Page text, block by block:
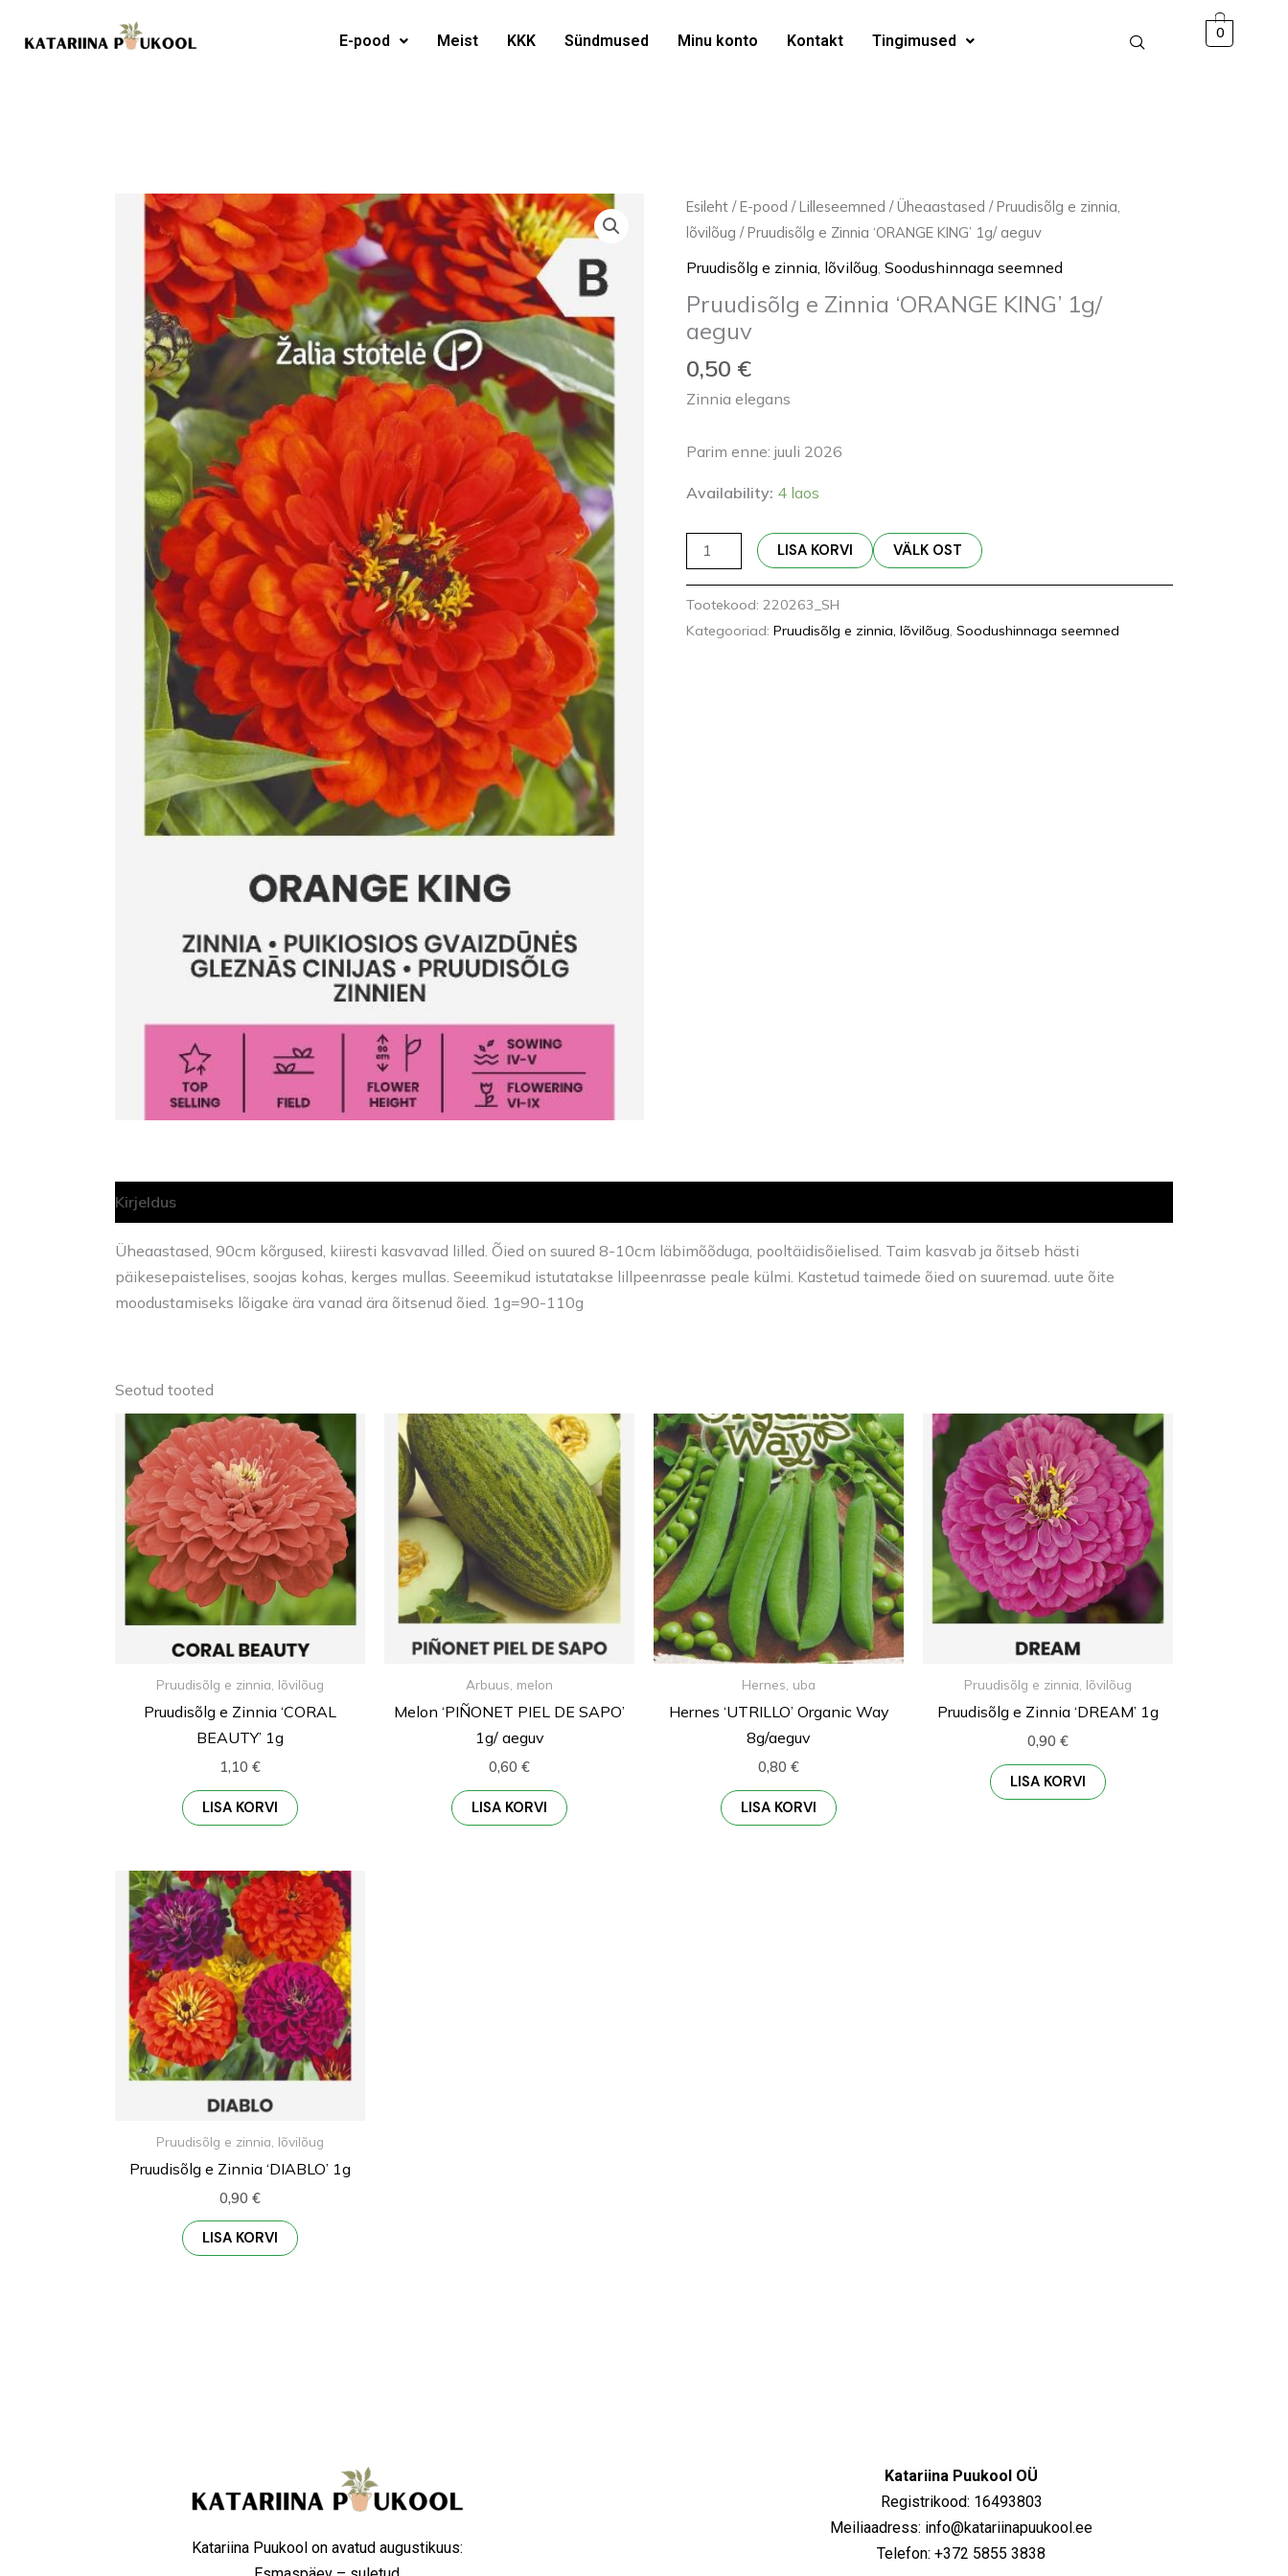
E-pood Meist KKK Sündmused Minu konto Kontakt Tingimused 0
Esileht /E-pood /Lilleseemned /Üheaastased /Pruudisõlg e zinnia,
lõvilõug / Pruudisõlg e Zinnia ‘ORANGE KING’ 1g/ aeguv
Pruudisõlg e zinnia, lõvilõug ,Soodushinnaga seemned
Pruudisõlg e Zinnia ‘ORANGE KING’ 1g/
aeguv
0,50 €
Zinnia elegans
Parim enne: juuli 2026
Availability: 4 laos
Pruudisõlg
e
Zinnia
KING'
1g/
aeguv
LISA KORVI VÄLK OST
Tootekood:220263_SH
Kategooriad:Pruudisõlg e zinnia, lõvilõug,Soodushinnaga seemned
Kirjeldus
Üheaastased, 90cm kõrgused, kiiresti kasvavad lilled. Õied on suured 8-10cm läbimõõduga, pooltäidisõielised. Taim kasvab ja õitseb hästi
päikesepaistelises, soojas kohas, kerges mullas. Seeemikud istutatakse lillpeenrasse peale külmi. Kastetud taimede õied on suuremad. uute õite
moodustamiseks lõigake ära vanad ära õitsenud õied. 1g=90-110g
Seotud tooted
Pruudisõlg e zinnia, lõvilõug
Pruudisõlg e Zinnia ‘CORAL
BEAUTY’ 1g
1,10 €
LISA KORVI
Arbuus, melon
Melon ‘PIÑONET PIEL DE SAPO’
1g/ aeguv
0,60 €
LISA KORVI
Hernes, uba
Hernes ‘UTRILLO’ Organic Way
8g/aeguv
0,80 €
LISA KORVI
Pruudisõlg e zinnia, lõvilõug
Pruudisõlg e Zinnia ‘DREAM’ 1g
0,90 €
LISA KORVI
Pruudisõlg e zinnia, lõvilõug
Pruudisõlg e Zinnia ‘DIABLO’ 1g
0,90 €
LISA KORVI
Katariina Puukool on avatud augustikuus:
Katariina Puukool OÜ
Registrikood: 16493803
Meiliaadress: info@katariinapuukool.ee
Telefon: +372 5855 3838
KING'